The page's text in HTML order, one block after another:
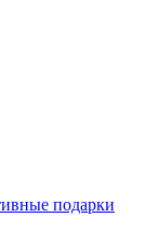
подарки